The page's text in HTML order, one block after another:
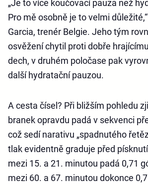
„Je to více koučovací pauza než
Pro mě osobně je to velmi
Garcia, trenér Belgie. Jeho tým
osvěžení chytil proti dobře
dech, v druhém poločase pak
další hydratační pauzou.
A cesta čísel? Při bližším pohledu
branek opravdu padá v sekvenci
což sedí narativu „spadnutého
tlak evidentně graduje před
mezi 15. a 21. minutou padá 0,71
mezi 60. a 67. minutou dokonce